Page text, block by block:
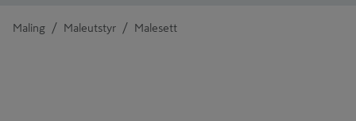
Maling / Maleutstyr / Malesett